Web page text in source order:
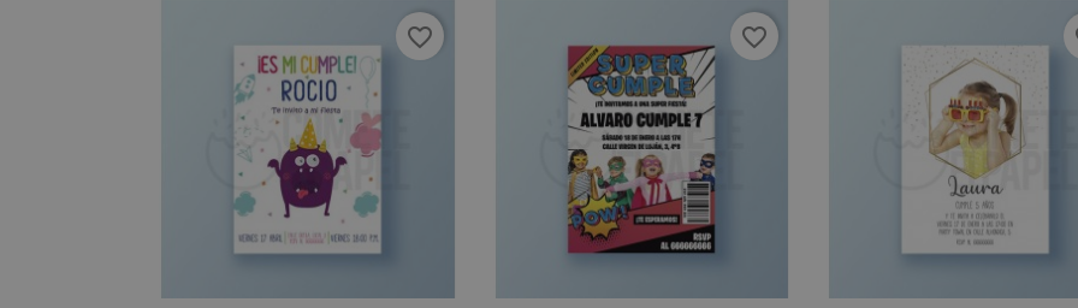
favorite_border favorite_border